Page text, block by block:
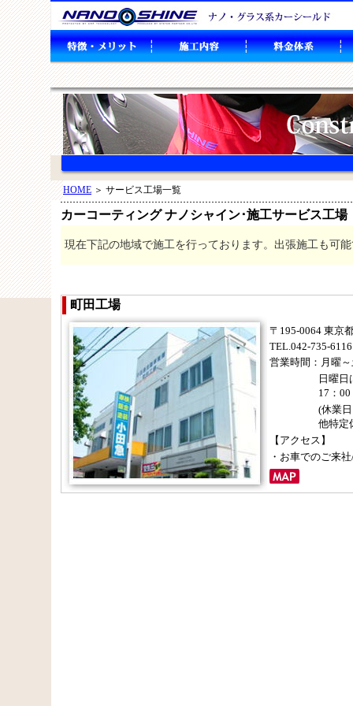
HOME ＞ サービス工場一覧
カーコーティング ナノシャイン･施工サービス工場
現在下記の地域で施工を行っております。出張施工も可
町田工場
〒195-0064 東京
TEL.042-735-6116
営業時間：月曜
日曜
17：00
(休業
他特定
【アクセス】
・お車でのご来